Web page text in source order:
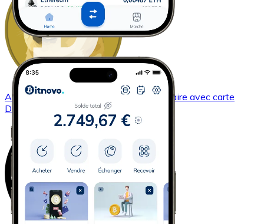
AcheterDogecoin avec virement bancaire avec carte
DOGE